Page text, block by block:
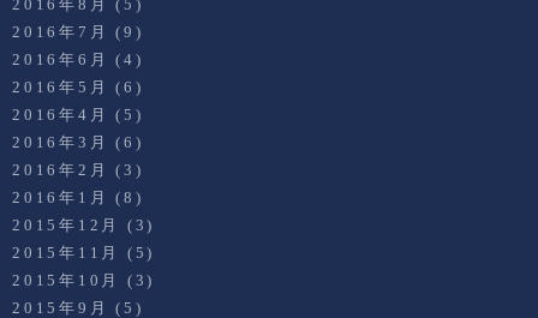
2016年8月
(5)
2016年7月
(9)
2016年6月
(4)
2016年5月
(6)
2016年4月
(5)
2016年3月
(6)
2016年2月
(3)
2016年1月
(8)
2015年12月
(3)
2015年11月
(5)
2015年10月
(3)
2015年9月
(5)